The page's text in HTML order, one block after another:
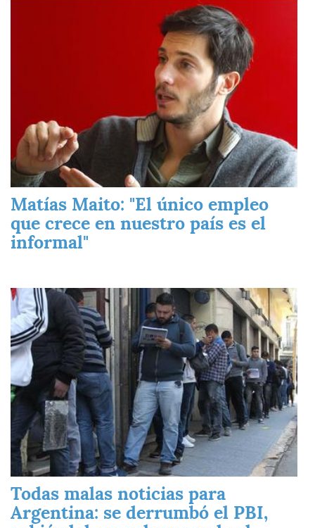
Matías Maito: "El único empleo
que crece en nuestro país es el
informal"
Imagen
Todas malas noticias para
Argentina: se derrumbó el PBI,